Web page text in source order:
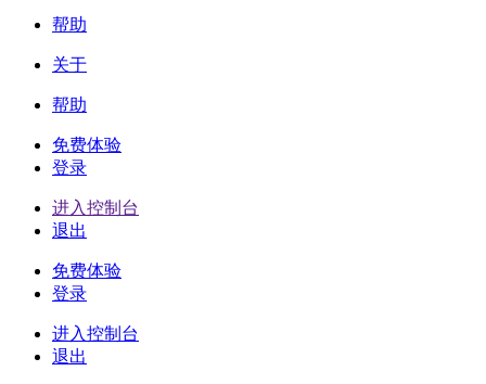
帮助
关于
帮助
免费体验
登录
进入控制台
退出
免费体验
登录
进入控制台
退出